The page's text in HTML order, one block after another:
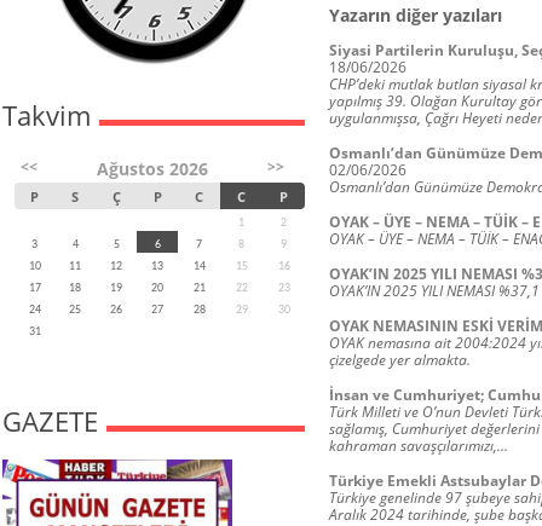
Takvim
<< Ağustos 2026 >>
P S Ç P C C P
1
2
3
4 5 6 7 8
9
10
11 12 13 14 15
16
17
18 19 20 21 22
23
24
25 26 27 28 29
30
31
GAZETE
Yazarın diğer yazıları
Siyasi Partilerin Kuruluşu,
18/06/2026
CHP’deki mutlak butlan siyasal
yapılmış 39. Olağan Kurultay
uygulanmışsa, Çağrı Heyeti
Osmanlı’dan Günümüze
02/06/2026
Osmanlı’dan Günümüze
OYAK – ÜYE – NEMA – TÜİK –
OYAK – ÜYE – NEMA – TÜİK –
OYAK’IN 2025 YILI NEMASI
OYAK’IN 2025 YILI NEMASI
OYAK NEMASININ ESKİ
OYAK nemasına ait 2004:2024
çizelgede yer almakta.
İnsan ve Cumhuriyet;
Türk Milleti ve O’nun Devleti
sağlamış, Cumhuriyet
kahraman savaşçılarımızı,...
Türkiye Emekli Astsubaylar
Türkiye genelinde 97 şubeye
Aralık 2024 tarihinde, şube